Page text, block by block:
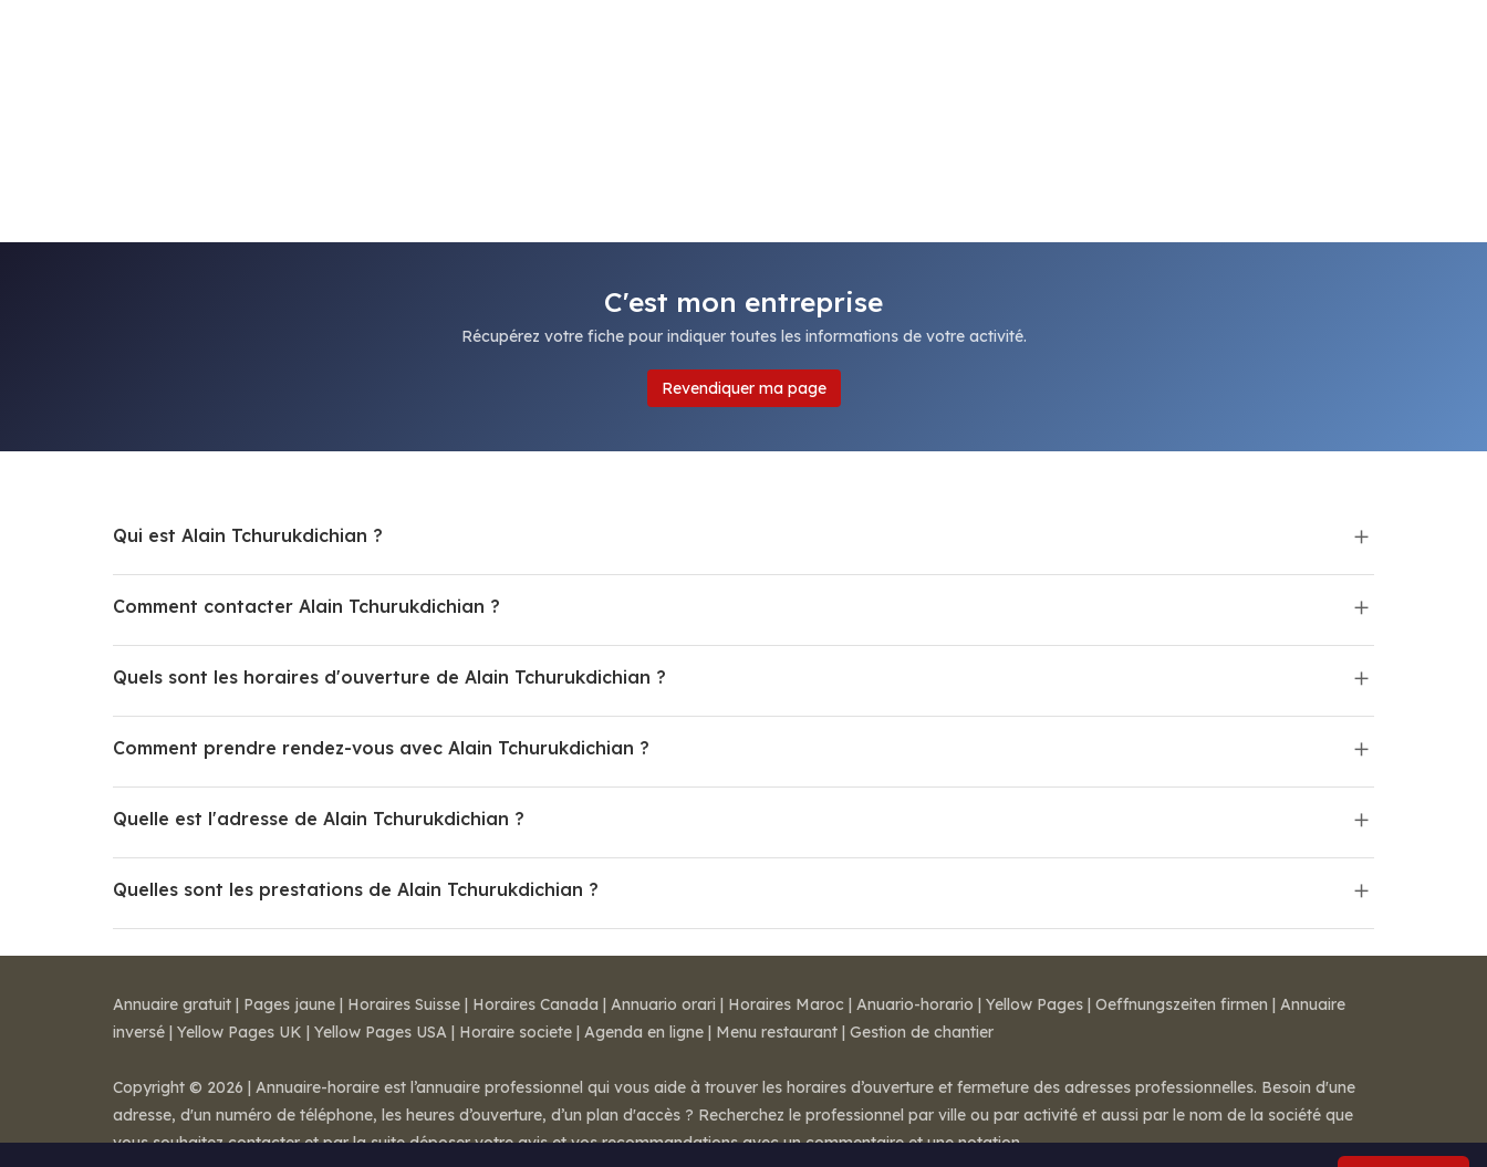
C'est mon entreprise
Récupérez votre fiche pour indiquer toutes les informations de votre activité.
Revendiquer ma page
Qui est Alain Tchurukdichian ?
Comment contacter Alain Tchurukdichian ?
Quels sont les horaires d'ouverture de Alain Tchurukdichian ?
Comment prendre rendez-vous avec Alain Tchurukdichian ?
Quelle est l'adresse de Alain Tchurukdichian ?
Quelles sont les prestations de Alain Tchurukdichian ?
Annuaire gratuit | Pages jaune | Horaires Suisse | Horaires Canada | Annuario orari | Horaires Maroc | Anuario-horario | Yellow Pages | Oeffnungszeiten firmen | Annuaire
inversé | Yellow Pages UK | Yellow Pages USA | Horaire societe | Agenda en ligne | Menu restaurant | Gestion de chantier
Copyright © 2026 | Annuaire-horaire est l’annuaire professionnel qui vous aide à trouver les horaires d’ouverture et fermeture des adresses professionnelles. Besoin d'une
adresse, d'un numéro de téléphone, les heures d’ouverture, d’un plan d'accès ? Recherchez le professionnel par ville ou par activité et aussi par le nom de la société que
vous souhaitez contacter et par la suite déposer votre avis et vos recommandations avec un commentaire et une notation.